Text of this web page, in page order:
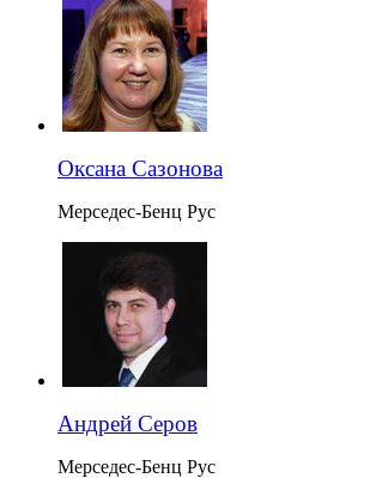
Оксана Сазонова
Мерседес-Бенц Рус
Андрей Серов
Мерседес-Бенц Рус